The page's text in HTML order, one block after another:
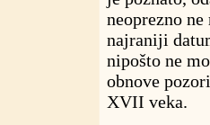
neoprezno
najraniji
nipošto ne
obnove
XVII veka.